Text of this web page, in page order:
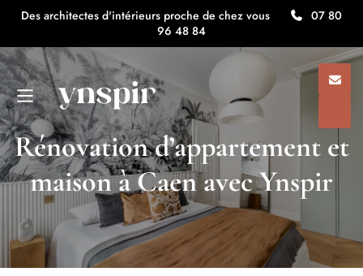
Des architectes d'intérieurs proche de chez vous
07 80
96 48 84
Rénovation d’appartement et
maison à Caen avec Ynspir